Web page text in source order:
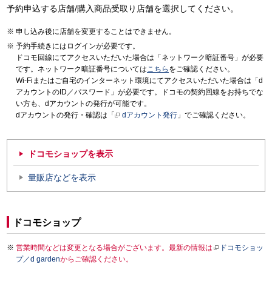
予約申込する店舗/購入商品受取り店舗を選択してください。
申し込み後に店舗を変更することはできません。
予約手続きにはログインが必要です。
ドコモ回線にてアクセスいただいた場合は「ネットワーク暗証番号」が必要
です。ネットワーク暗証番号についてはこちら をご確認ください。
Wi-Fiまたはご自宅のインターネット環境にてアクセスいただいた場合は「d
アカウントのID／パスワード」が必要です。ドコモの契約回線をお持ちでな
い方も、dアカウントの発行が可能です。
dアカウントの発行・確認は「
dアカウント発行 」でご確認ください。
ドコモショップを表示
量販店などを表示
ドコモショップ
営業時間などは変更となる場合がございます。最新の情報は
ドコモショッ
プ／d gardenからご確認ください。